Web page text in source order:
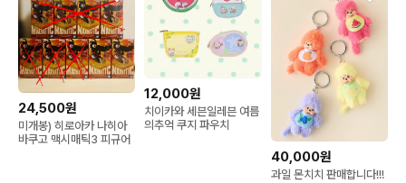
24,500원
미개봉) 히로아카 나히아
바쿠고 맥시매틱3 피규어
12,000원
치이카와 세븐일레븐 여름
의추억 쿠지 파우치
40,000원
과일 몬치치 판매합니다!!!